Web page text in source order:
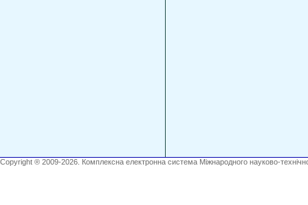
Copyright ® 2009-2026. Комплексна електронна система Міжнародного науково-